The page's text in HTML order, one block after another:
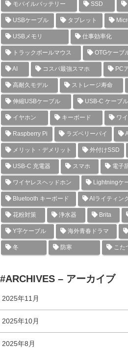
モバイルバッテリー SSD
USBケーブル タブレット
USBメモリ 仕事効率化
トラックボールマウス OTGケーブ
AI コスパ最強スマホ PC
高耐久モデル ストレージ寿命
伸縮USBケーブル USB-C ケーブル
イヤホン キーボード ワ
Raspberry Pi ラズベリーパイ
メリット・デメリット 外付けSSD
USB-C 充電器 スマホ 電子
ワイヤレスヘッドホン Lightningケ
Bluetooth キーボード AIライティン
花粉対策 浄水器 Brita
Y字ケーブル 海外青春ドラマ
冬 防寒 こた
#ARCHIVES – アーカイブ
2025年11月
2025年10月
2025年8月